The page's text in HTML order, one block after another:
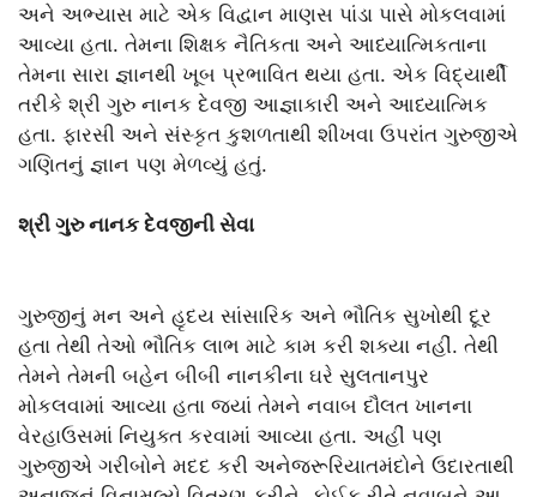
અને અભ્યાસ માટે એક વિદ્વાન માણસ પાંડા પાસે મોકલવામાં
આવ્યા હતા. તેમના શિક્ષક નૈતિકતા અને આધ્યાત્મિકતાના
તેમના સારા જ્ઞાનથી ખૂબ પ્રભાવિત થયા હતા. એક વિદ્યાર્થી
તરીકે શ્રી ગુરુ નાનક દેવજી આજ્ઞાકારી અને આધ્યાત્મિક
હતા. ફારસી અને સંસ્કૃત કુશળતાથી શીખવા ઉપરાંત ગુરુજીએ
ગણિતનું જ્ઞાન પણ મેળવ્યું હતું.
શ્રી ગુરુ નાનક દેવજીની સેવા
ગુરુજીનું મન અને હૃદય સાંસારિક અને ભૌતિક સુખોથી દૂર
હતા તેથી તેઓ ભૌતિક લાભ માટે કામ કરી શક્યા નહીં. તેથી
તેમને તેમની બહેન બીબી નાનકીના ઘરે સુલતાનપુર
મોકલવામાં આવ્યા હતા જ્યાં તેમને નવાબ દૌલત ખાનના
વેરહાઉસમાં નિયુક્ત કરવામાં આવ્યા હતા. અહીં પણ
ગુરુજીએ ગરીબોને મદદ કરી અનેજરૂરિયાતમંદોને ઉદારતાથી